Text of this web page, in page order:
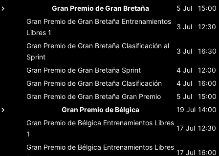
Gran Premio de Gran Bretaña 5 Jul
15:00
Gran Premio de Gran Bretaña Entrenamientos
Libres 1
3 Jul 12:30
Gran Premio de Gran Bretaña Clasificación al
Sprint
3 Jul 16:30
Gran Premio de Gran Bretaña Sprint 4 Jul
12:00
Gran Premio de Gran Bretaña Clasificación 4 Jul
16:00
Gran Premio de Gran Bretaña Gran Premio 5 Jul
15:00
Gran Premio de Bélgica
19 Jul 14:00
Gran Premio de Bélgica Entrenamientos Libres
1
17 Jul 12:30
Gran Premio de Bélgica Entrenamientos Libres
17 Jul 16:00